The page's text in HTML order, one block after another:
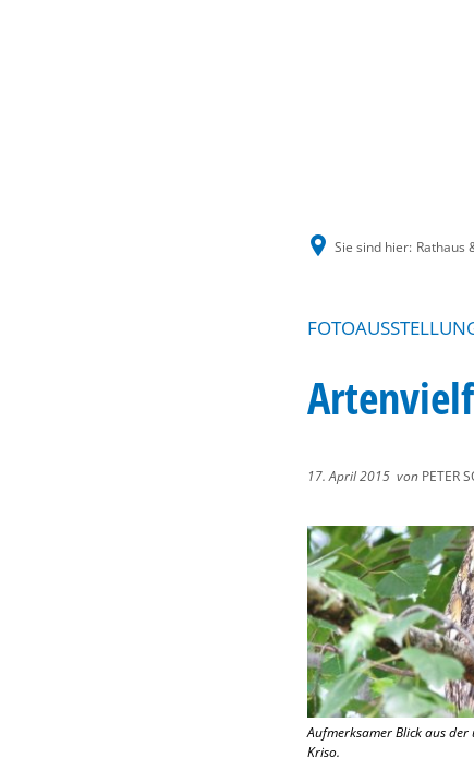
Sie sind hier: Rathaus
17. April 2015 von PETER
Aufmerksamer Blick aus
Kriso.